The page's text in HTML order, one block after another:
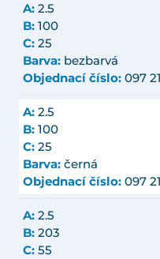
A: 2.5
B: 100
C: 25
Barva: bezbarvá
Objednací číslo: 097
A: 2.5
B: 100
C: 25
Barva: černá
Objednací číslo: 097
A: 2.5
B: 203
C: 55